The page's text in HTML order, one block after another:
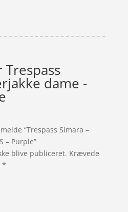
Trespass
dame -
“Trespass Simara –
– Purple”
blive publiceret. Krævede
*